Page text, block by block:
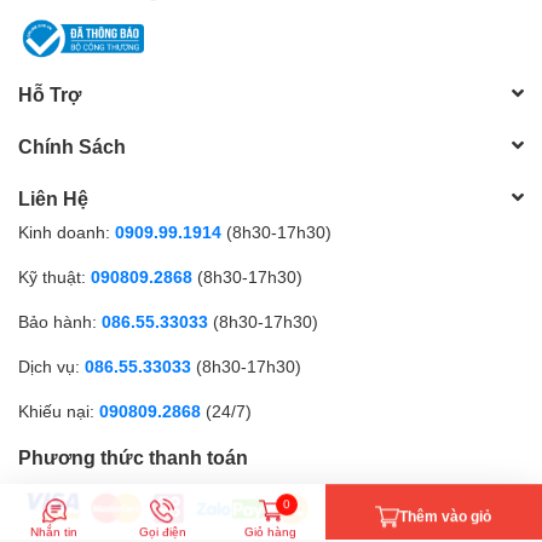
Hỗ Trợ
Chính Sách
Liên Hệ
Kinh doanh: 0909.99.1914 (8h30-17h30)
Kỹ thuật: 090809.2868 (8h30-17h30)
Bảo hành: 086.55.33033 (8h30-17h30)
Dịch vụ: 086.55.33033 (8h30-17h30)
Khiếu nại: 090809.2868 (24/7)
Phương thức thanh toán
Nhắn tin Gọi điện
0
Giỏ hàng
Thêm vào giỏ